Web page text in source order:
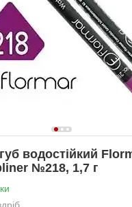
водостійкий
№218, 1,7 г